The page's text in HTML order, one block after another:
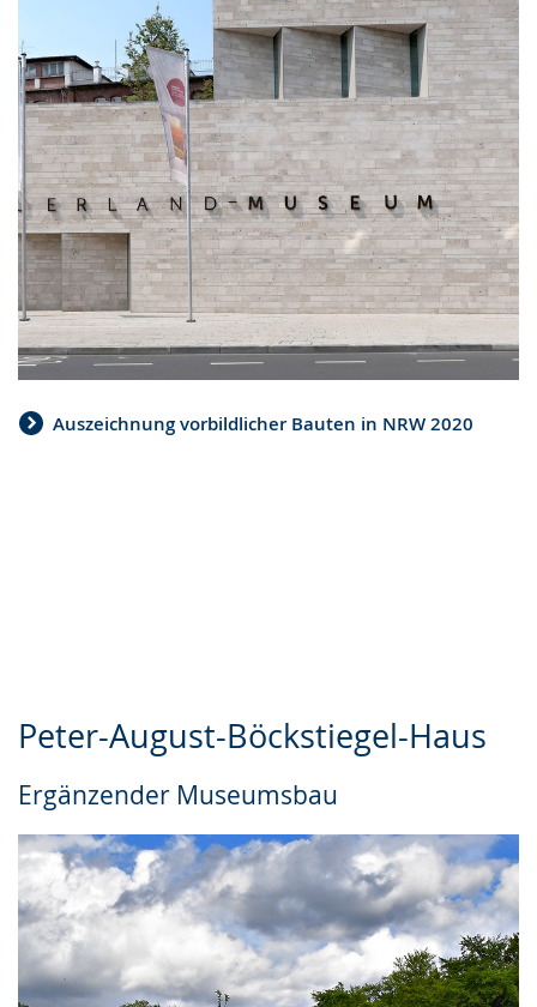
Auszeichnung vorbildlicher Bauten in NRW 2020
Peter-August-Böckstiegel-Haus
Ergänzender Museumsbau